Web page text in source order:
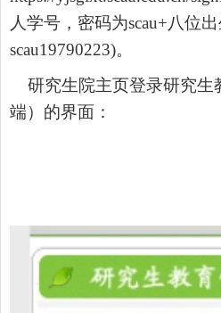
人学号，密码为scau+八位
scau19790223)。
研究生院主页登录研究生
端）的界面：